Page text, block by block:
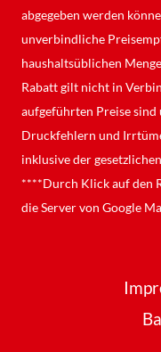
abgegeben werden
unverbindliche
haushaltsüblichen
Rabatt gilt nicht in
aufgeführten Preise sind
Druckfehlern und
inklusive der
****Durch Klick auf den
die Server von Google